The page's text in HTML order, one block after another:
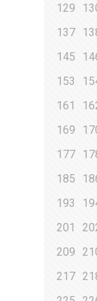
129
137
145
153
161
169
177
185
193
201
209
217